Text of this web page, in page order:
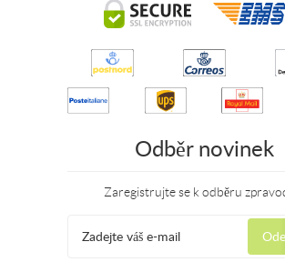
Odběr novinek
Zaregistrujte se k odběru